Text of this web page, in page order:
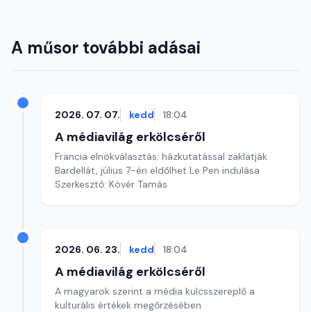
A műsor további adásai
2026. 07. 07. kedd 18:04
A médiavilág erkölcséről
Francia elnökválasztás: házkutatással zaklatják
Bardellát, július 7-én eldőlhet Le Pen indulása
Szerkesztő: Kövér Tamás
2026. 06. 23. kedd 18:04
A médiavilág erkölcséről
A magyarok szerint a média kulcsszereplő a
kulturális értékek megőrzésében